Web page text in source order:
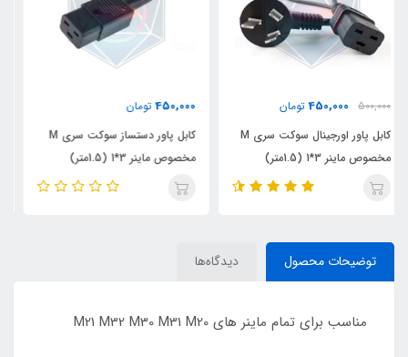
کابل پاور اورجینال سوکت سری M
450,000 تومان
کابل پاور دستساز سوکت سری M
مخصوص ماینر 3*1 (1.5متر)
300,000
کابل پاور سوکت کامپیوتری
مخصوص ماینر 3*1.5 (1.5متر)
توضیحات محصول دیدگاه‌ها
مناسب برای تمام ماینر های M21 M32 M30 M31 M20